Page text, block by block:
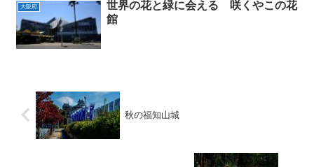
大阪府
世界の花と緑に会える 咲くやこの花
館
秋の福知山城